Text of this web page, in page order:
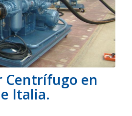
Centrífugo en
Italia.